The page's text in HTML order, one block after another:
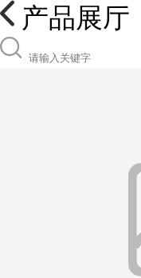
产品展厅